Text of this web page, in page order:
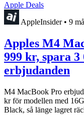
Apple Deals
AppleInsider • 9
Apples M4
999 kr, spara
erbjudanden
M4 MacBook Pro
kr för modellen med
Black, så länge lagret